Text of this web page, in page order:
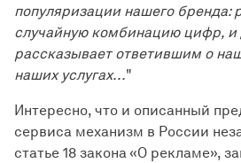
популяризации нашего бренда:
случайную комбинацию цифр, и
рассказывает ответившим о
наших услугах..."
Интересно, что и описанный
сервиса механизм в России
статье 18 закона «О рекламе»,